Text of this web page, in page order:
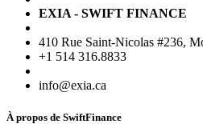
EXIA - SWIFT FINANCE
410 Rue Saint-Nicolas #236,
+1 514 316.8833
info@exia.ca
À propos de SwiftFinance